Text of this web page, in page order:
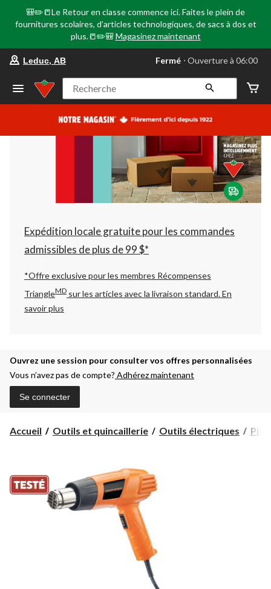
🎒✏️📒Le Retour en classe commence ici. Faites le plein de
fournitures scolaires, d'articles technologiques, de sacs à dos et
plus.📒✏️🎒 Magasinez maintenant
votre
préféré
Leduc,
AB,
courament
Ouverture
à
06:00
cliquer
pour
changer
Leduc, AB Fermé ⋅ Ouverture à 06:00
Recherche
Expédition locale gratuite pour les commandes
admissibles de plus de 99 $*
*Offre exclusive pour les membres Récompenses
TriangleMD sur les articles avec la livraison standard.En
savoir plus
Ouvrez une session pour consulter vos offres personnalisées
Vous n’avez pas de compte? Adhérez maintenant
Se connecter
Accueil Outils et quincaillerie Outils électriques